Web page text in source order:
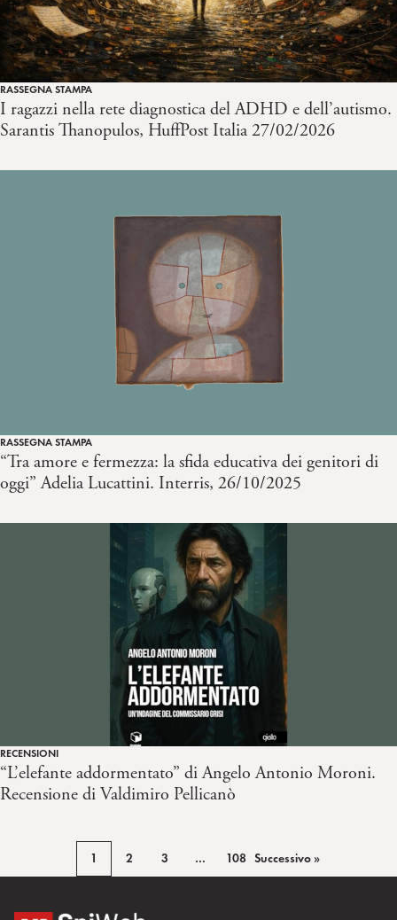
RASSEGNA STAMPA
I ragazzi nella rete diagnostica del ADHD e dell’autismo.
Sarantis Thanopulos, HuffPost Italia 27/02/2026
RASSEGNA STAMPA
“Tra amore e fermezza: la sfida educativa dei genitori di
oggi” Adelia Lucattini. Interris, 26/10/2025
RECENSIONI
“L’elefante addormentato” di Angelo Antonio Moroni.
Recensione di Valdimiro Pellicanò
1 2 3 … 108 Successivo »